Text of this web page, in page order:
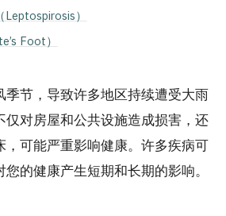
）
Foot）
节，导致许多地区持续遭受大雨
对房屋和公共设施造成损害，还
可能严重影响健康。许多疾病可
的健康产生短期和长期的影响。